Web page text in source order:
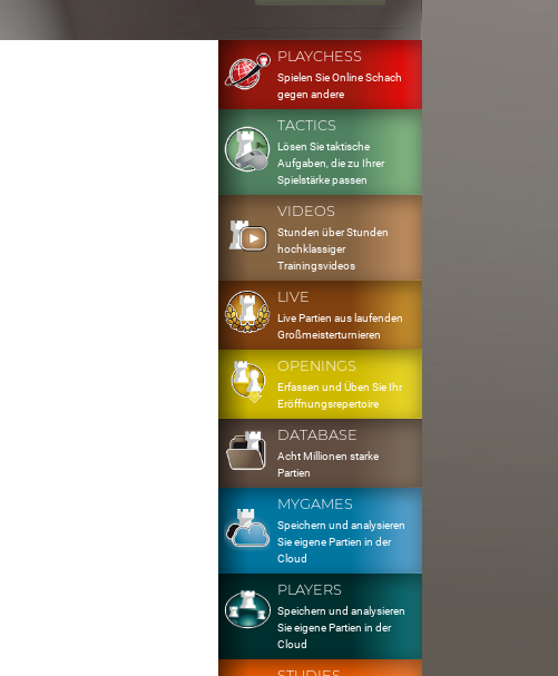
PLAYCHESS
Spielen Sie Online Schach
gegen andere
TACTICS
Lösen Sie taktische
Aufgaben, die zu Ihrer
Spielstärke passen
VIDEOS
Stunden über Stunden
hochklassiger
Trainingsvideos
LIVE
Live Partien aus laufenden
Großmeisterturnieren
OPENINGS
Erfassen und Üben Sie Ihr
Eröffnungsrepertoire
DATABASE
Acht Millionen starke
Partien
MYGAMES
Speichern und analysieren
Sie eigene Partien in der
Cloud
PLAYERS
Speichern und analysieren
Sie eigene Partien in der
Cloud